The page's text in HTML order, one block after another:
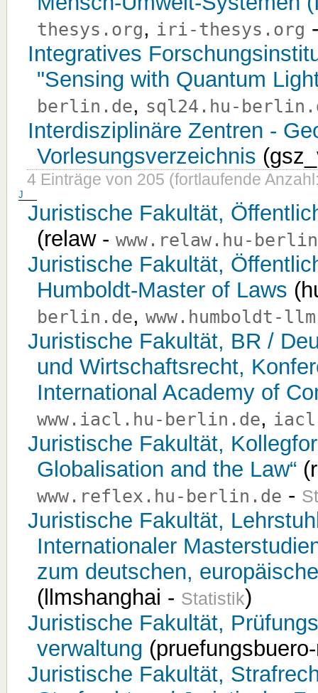
thesys.org, iri-thesys.org
Integratives
"Sensing with Quantum
berlin.de, sql24.hu-
Interdisziplinäre Zentren -
Vorlesungsverzeichnis
4 Einträge von 205 (fortlaufende
J
Juristische Fakultät,
(relaw - www.relaw.hu-
Juristische Fakultät,
Humboldt-Master of Laws
berlin.de, www.humboldt-
Juristische Fakultät, BR /
und Wirtschaftsrecht,
International Academy of
www.iacl.hu-berlin.de,
Juristische Fakultät,
Globalisation and the Law“
www.reflex.hu-berlin.de -
Juristische Fakultät,
Internationaler
zum deutschen,
(llmshanghai - Statistik)
Juristische Fakultät,
verwaltung
Juristische Fakultät,